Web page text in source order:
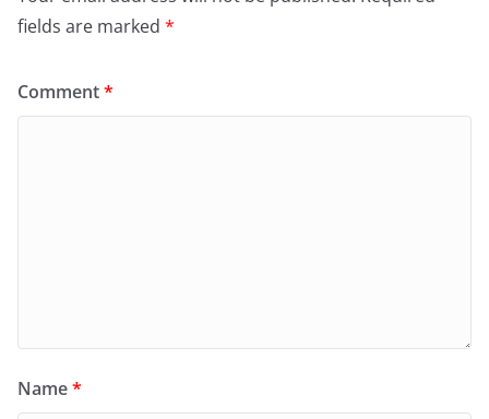
fields are marked *
Comment*
Name*